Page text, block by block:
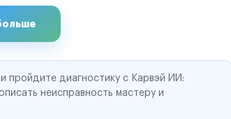
пройдите диагностику с Карвэй ИИ:
неисправность мастеру и